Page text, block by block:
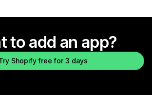
to add an app?
Shopify free for 3 days